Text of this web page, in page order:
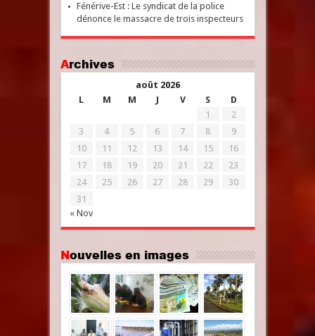
Fénérive-Est : Le syndicat de la police
dénonce le massacre de trois inspecteurs
Archives
août 2026
L
M M J V S D
« Nov
1
2
3
4 5 6 7 8
9
10
11 12 13 14 15
16
17
18 19 20 21 22
23
24
25 26 27 28 29
30
31
Nouvelles en images